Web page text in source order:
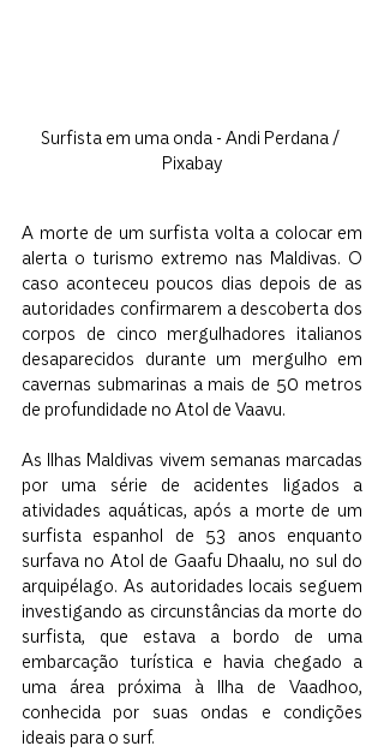
Surfista em uma onda - Andi Perdana /
Pixabay
A morte de um surfista volta a colocar em
alerta o turismo extremo nas Maldivas. O
caso aconteceu poucos dias depois de as
autoridades confirmarem a descoberta dos
corpos de cinco mergulhadores italianos
desaparecidos durante um mergulho em
cavernas submarinas a mais de 50 metros
de profundidade no Atol de Vaavu.
As Ilhas Maldivas vivem semanas marcadas
por uma série de acidentes ligados a
atividades aquáticas, após a morte de um
surfista espanhol de 53 anos enquanto
surfava no Atol de Gaafu Dhaalu, no sul do
arquipélago. As autoridades locais seguem
investigando as circunstâncias da morte do
surfista, que estava a bordo de uma
embarcação turística e havia chegado a
uma área próxima à Ilha de Vaadhoo,
conhecida por suas ondas e condições
ideais para o surf.